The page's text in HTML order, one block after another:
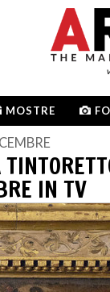
MOSTRE
IN TV